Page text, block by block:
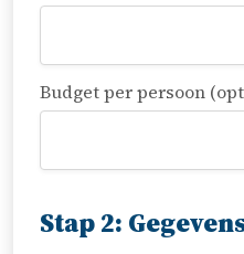
Budget per persoon
Stap 2: